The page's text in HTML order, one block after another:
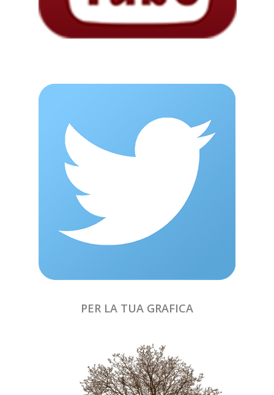
PER LA TUA GRAFICA